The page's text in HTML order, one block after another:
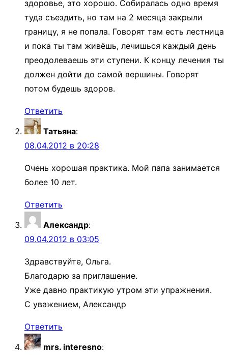
здоровье, это хорошо. Собиралась одно время
туда съездить, но там на 2 месяца закрыли
границу, я не попала. Говорят там есть лестница
и пока ты там живёшь, лечишься каждый день
преодолеваешь эти ступени. К концу лечения ты
должен дойти до самой вершины. Говорят
потом будешь здоров.
Ответить
Татьяна:
08.04.2012 в 20:28
Очень хорошая практика. Мой папа занимается
более 10 лет.
Ответить
Александр:
09.04.2012 в 03:05
Здравствуйте, Ольга.
Благодарю за приглашение.
Уже давно практикую утром эти упражнения.
С уважением, Александр
Ответить
mrs. interesno: